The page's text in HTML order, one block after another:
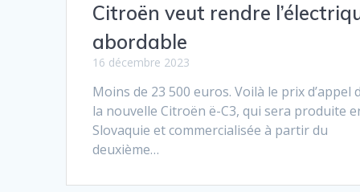
Citroën veut rendre
abordable
16 décembre 2023
Moins de 23 500 euros. Voilà le prix d’appel
la nouvelle Citroën ë-C3, qui sera produite
Slovaquie et commercialisée à partir du
deuxième…